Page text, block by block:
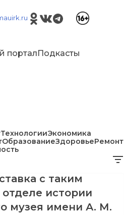
портал Подкасты
ТехнологииЭкономика
ОбразованиеЗдоровьеРемонт
с таким
истории
музея имени А. М.